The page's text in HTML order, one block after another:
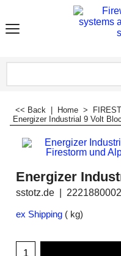
<< Back Home >
Energizer Industrial 9 Volt
Energizer
sstotz.de
ex Shipping kg